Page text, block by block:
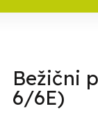
Bežični
6/6E)